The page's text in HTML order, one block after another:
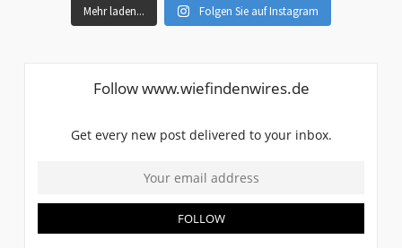
Mehr laden... Folgen Sie auf Instagram